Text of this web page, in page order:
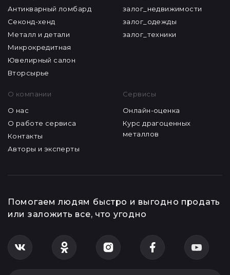
Антикварный ломбард
Секонд-хенд
Металл и детали
Микрокредитная
Ювелирный салон
Вторсырье
залог_недвижимости
залог_одежды
залог_техники
О компании
О нас
О работе сервиса
Контакты
Авторы и эксперты
Сервисы
Онлайн-оценка
Курс драгоценных
металлов
Помогаем людям быстро и выгодно продать
или заложить все, что угодно